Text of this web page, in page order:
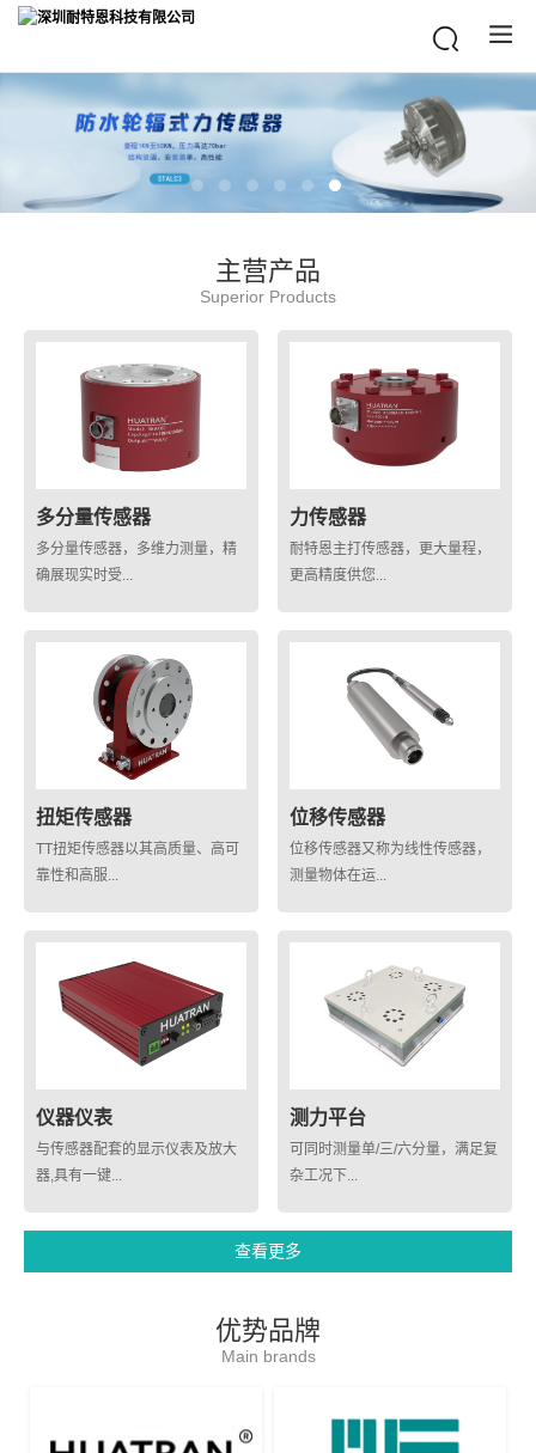
主营产品
Superior Products
多分量传感器
多分量传感器，多维力测量，精
确展现实时受...
力传感器
耐特恩主打传感器，更大量程，
更高精度供您...
扭矩传感器
TT扭矩传感器以其高质量、高可
靠性和高服...
位移传感器
位移传感器又称为线性传感器，
测量物体在运...
仪器仪表
与传感器配套的显示仪表及放大
器,具有一键...
测力平台
可同时测量单/三/六分量，满足复
杂工况下...
查看更多
优势品牌
Main brands